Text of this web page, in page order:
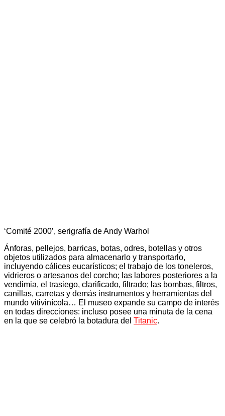
‘Comité 2000’, serigrafía de Andy Warhol
Ánforas, pellejos, barricas, botas, odres, botellas y otros
objetos utilizados para almacenarlo y transportarlo,
incluyendo cálices eucarísticos; el trabajo de los toneleros,
vidrieros o artesanos del corcho; las labores posteriores a la
vendimia, el trasiego, clarificado, filtrado; las bombas, filtros,
canillas, carretas y demás instrumentos y herramientas del
mundo vitivinícola… El museo expande su campo de interés
en todas direcciones: incluso posee una minuta de la cena
en la que se celebró la botadura del Titanic.